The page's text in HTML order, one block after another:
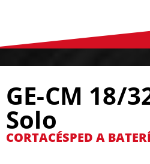
GE-CM 18/
Solo
CORTACÉSPED A